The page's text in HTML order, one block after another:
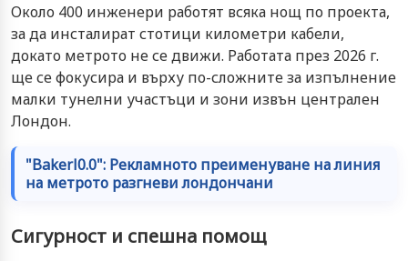
Около 400 инженери работят всяка нощ по проекта,
за да инсталират стотици километри кабели,
докато метрото не се движи. Работата през 2026 г.
ще се фокусира и върху по-сложните за изпълнение
малки тунелни участъци и зони извън централен
Лондон.
"Bakerl0.0": Рекламното преименуване на линия
на метрото разгневи лондончани
Сигурност и спешна помощ